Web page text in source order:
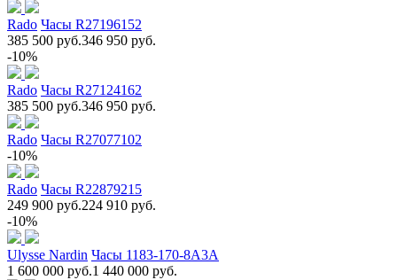
Rado Часы R27196152
385 500 руб.346 950 руб.
-10%
Rado Часы R27124162
385 500 руб.346 950 руб.
Rado Часы R27077102
-10%
Rado Часы R22879215
249 900 руб.224 910 руб.
-10%
Ulysse Nardin Часы 1183-170-8A3A
1 600 000 руб.1 440 000 руб.